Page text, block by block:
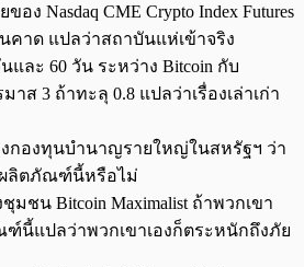
ง Nasdaq CME Crypto Index Futures
คาด แปลว่าสถาบันแห่เข้าจริง
นและ 60 วัน ระหว่าง Bitcoin กับ
มาส 3 ถ้าทะลุ 0.8 แปลว่าเรื่องเล่าเก่า
กองทุนบำนาญรายใหญ่ในสหรัฐฯ ว่า
ผลิตภัณฑ์นี้หรือไม่
มชน Bitcoin Maximalist ถ้าพวกเขา
นี้แปลว่าพวกเขาเองก็ตระหนักถึงภัย